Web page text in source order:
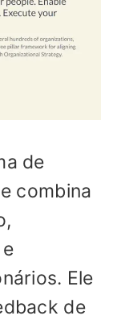
de
combina
Ele
de